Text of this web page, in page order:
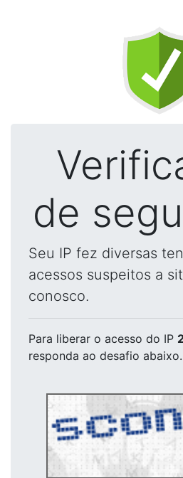
de
Seu IP fez diversas
acessos suspeitos a
conosco.
Para liberar o acesso do IP
responda ao desafio abaixo.